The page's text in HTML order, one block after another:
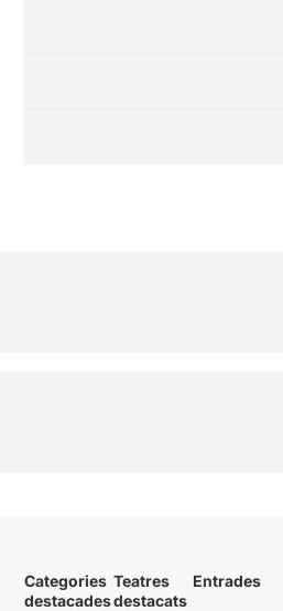
Categories
destacades
Teatres
destacats
Entrades